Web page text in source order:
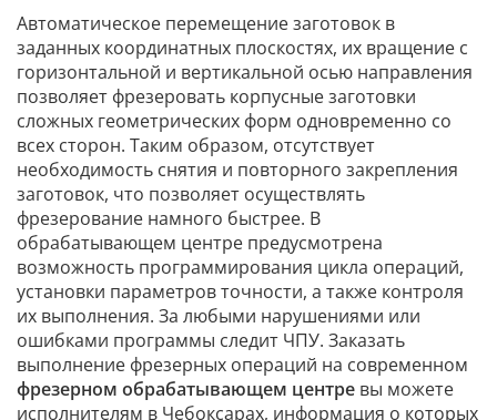
Автоматическое перемещение заготовок в
заданных координатных плоскостях, их вращение с
горизонтальной и вертикальной осью направления
позволяет фрезеровать корпусные заготовки
сложных геометрических форм одновременно со
всех сторон. Таким образом, отсутствует
необходимость снятия и повторного закрепления
заготовок, что позволяет осуществлять
фрезерование намного быстрее. В
обрабатывающем центре предусмотрена
возможность программирования цикла операций,
установки параметров точности, а также контроля
их выполнения. За любыми нарушениями или
ошибками программы следит ЧПУ. Заказать
выполнение фрезерных операций на современном
фрезерном обрабатывающем центре вы можете
исполнителям в Чебоксарах, информация о которых